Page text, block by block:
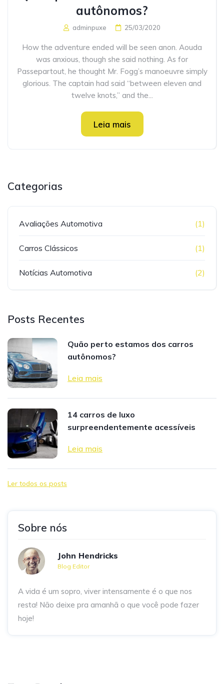
autônomos?
adminpuxe 25/03/2020
How the adventure ended will be seen anon. Aouda
was anxious, though she said nothing. As for
Passepartout, he thought Mr. Fogg’s manoeuvre simply
glorious. The captain had said “between eleven and
twelve knots,” and the...
Leia mais
Categorias
Avaliações Automotiva (1)
Carros Clássicos (1)
Notícias Automotiva (2)
Posts Recentes
Quão perto estamos dos carros
autônomos?
Leia mais
14 carros de luxo
surpreendentemente acessíveis
Leia mais
Ler todos os posts
Sobre nós
John Hendricks
Blog Editor
A vida é um sopro, viver intensamente é o que nos
resta! Não deixe pra amanhã o que você pode fazer
hoje!